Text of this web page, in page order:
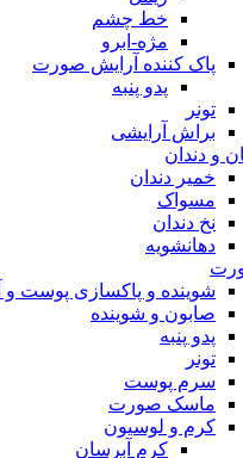
خط چشم
مژه-ابرو
پاک کننده آرایش صورت
پدو پنبه
تونر
براش آرایشی
و دندان
خمیر دندان
مسواک
نخ دندان
دهانشویه
شوینده و پاکسازی پوست
صابون و شوینده
پدو پنبه
تونر
سرم پوست
ماسک صورت
کرم و لوسیون
کرم آبرسان